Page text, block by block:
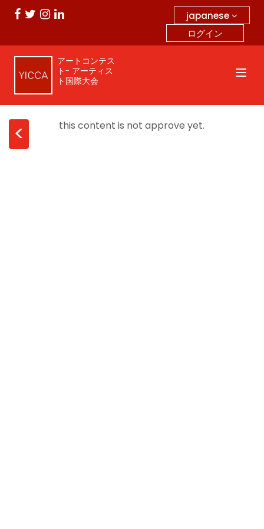
japanese
ログイン
アートコンテス
ト- アーティス
ト国際大会
< this content is not approve yet.